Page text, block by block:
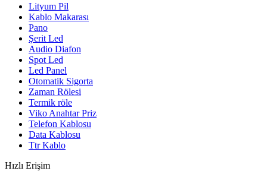
Lityum Pil
Kablo Makarası
Pano
Şerit Led
Audio Diafon
Spot Led
Led Panel
Otomatik Sigorta
Zaman Rölesi
Termik röle
Viko Anahtar Priz
Telefon Kablosu
Data Kablosu
Ttr Kablo
Hızlı Erişim